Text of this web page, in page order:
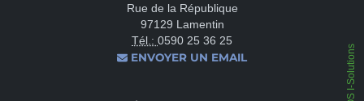
Rue de la République
97129 Lamentin
Tél.: 0590 25 36 25
ENVOYER UN EMAIL IPEOS I-Solutions